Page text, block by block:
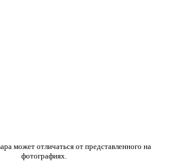
может отличаться от представленного на
фотографиях.